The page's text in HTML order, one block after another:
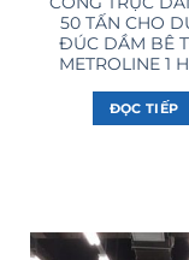
50 TẤN CHO
ĐÚC DẦM BÊ
METROLINE 1
ĐỌC TIẾP